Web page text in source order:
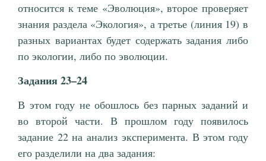
относится к теме «Эволюция», второе проверяет
знания раздела «Экология», а третье (линия 19) в
разных вариантах будет содержать задания либо
по экологии, либо по эволюции.
Задания 23–24
В этом году не обошлось без парных заданий и
во второй части. В прошлом году появилось
задание 22 на анализ эксперимента. В этом году
его разделили на два задания: